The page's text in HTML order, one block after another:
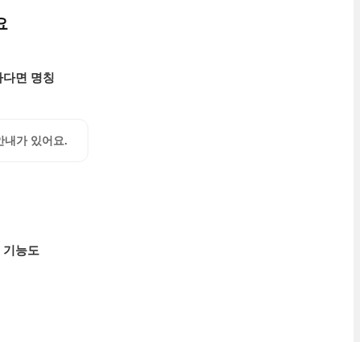
면 명칭
내가 있어요.
능도